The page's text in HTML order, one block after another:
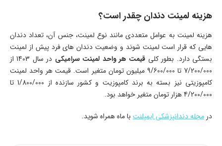
هزینه لمینت دندان چقدر است؟
هزینه لمینت به عوامل متعددی مانند نوع لمینت، جنس آن، تعداد دندان‌
هایی که قرار است لمینت شوند و وضعیت دندان‌ های فرد پیش از لمینت
بستگی دارد. بطور کلی قیمت هر واحد لمینت سرامیکی
در سال 1403 از
7/200/000 تا 9/600/000 میلیون تومان متغیر است. قیمت هر واحد لمینت
کامپوزیتی نیز بسته به برند کامپوزیت و کشور سازنده از 1/800/000 تا
4/200/000 هزار تومان متغیر خواهد بود.
در مجله دندانپزشکی ایمپلنت با ماه همراه شوید.